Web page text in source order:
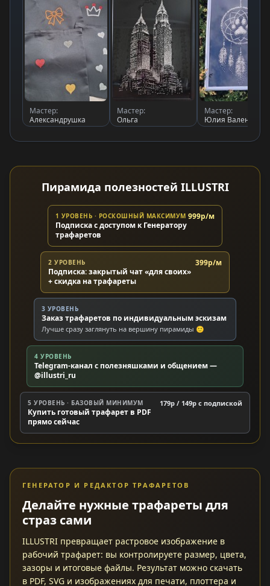
Мастер:
Александрушка
Мастер:
Ольга
Мастер:
Юлия
Пирамида полезностей ILLUSTRI
1 УРОВЕНЬ · РОСКОШНЫЙ МАКСИМУМ
Подписка с доступом к Генератору
трафаретов
999р/м
2 УРОВЕНЬ
Подписка: закрытый чат «для своих»
+ скидка на трафареты
399р/м
3 УРОВЕНЬ
Заказ трафаретов по индивидуальным эскизам
Лучше сразу заглянуть на вершину пирамиды 🙂
4 УРОВЕНЬ
Telegram-канал с полезняшками и общением —
@illustri_ru
5 УРОВЕНЬ · БАЗОВЫЙ МИНИМУМ
Купить готовый трафарет в PDF
прямо сейчас
179р / 149р c подпиской
ГЕНЕРАТОР И РЕДАКТОР ТРАФАРЕТОВ
Делайте нужные трафареты для
страз сами
ILLUSTRI превращает растровое изображение в
рабочий трафарет: вы контролируете размер, цвета,
зазоры и итоговые файлы. Результат можно скачать
в PDF, SVG и изображениях для печати, плоттера и